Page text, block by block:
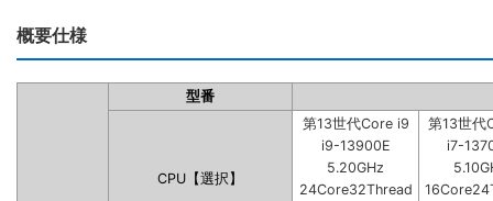
概要仕様
型番
CPU【選択】
第13世代Core i9
i9-13900E
5.20GHz
24Core32Thread
第13世代
i7-